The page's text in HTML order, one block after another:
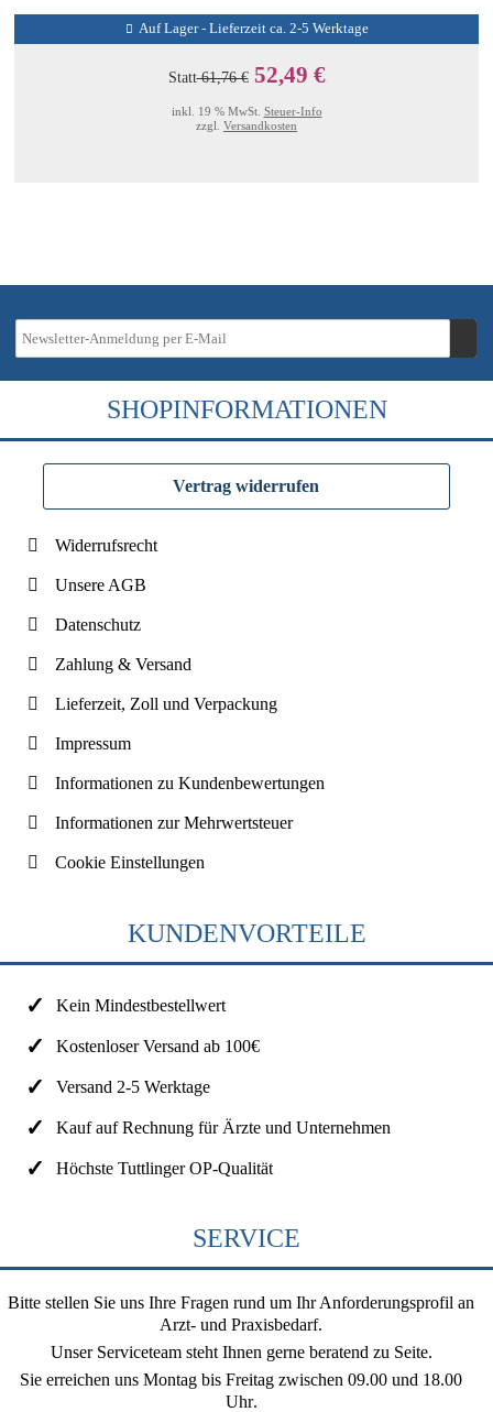
Auf Lager - Lieferzeit ca. 2-5 Werktage
Statt61,76 € 52,49 €
inkl. 19 % MwSt. Steuer-Info
zzgl. Versandkosten
SHOPINFORMATIONEN
Vertrag widerrufen
Widerrufsrecht
Unsere AGB
Datenschutz
Zahlung & Versand
Lieferzeit, Zoll und Verpackung
Impressum
Informationen zu Kundenbewertungen
Informationen zur Mehrwertsteuer
Cookie Einstellungen
KUNDENVORTEILE
Kein Mindestbestellwert
Kostenloser Versand ab 100€
Versand 2-5 Werktage
Kauf auf Rechnung für Ärzte und Unternehmen
Höchste Tuttlinger OP-Qualität
SERVICE
Bitte stellen Sie uns Ihre Fragen rund um Ihr Anforderungsprofil an
Arzt- und Praxisbedarf.
Unser Serviceteam steht Ihnen gerne beratend zu Seite.
Sie erreichen uns Montag bis Freitag zwischen 09.00 und 18.00
Uhr.